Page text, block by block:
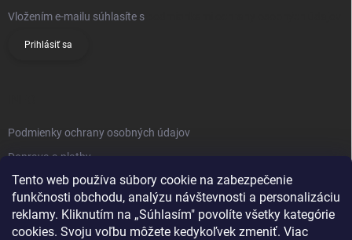
Tento web používa súbory cookie na zabezpečenie
funkčnosti obchodu, analýzu návštevnosti a personalizáciu
reklamy. Kliknutím na „Súhlasím" povolíte všetky kategórie
cookies. Svoju voľbu môžete kedykoľvek zmeniť. Viac
Vložením e-mailu súhlasíte s
Prihlásiť sa
Podmienky ochrany osobných údajov
Doprava a platby
Obchodné podmienky
Reklamačný poriadok
Vrátenie tovaru